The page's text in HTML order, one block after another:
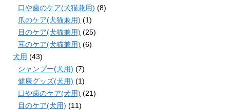
口や歯のケア(犬猫兼用) (8)
爪のケア(犬猫兼用) (1)
目のケア(犬猫兼用) (25)
耳のケア(犬猫兼用) (6)
犬用 (43)
シャンプー(犬用) (7)
健康グッズ(犬用) (1)
口や歯のケア(犬用) (21)
目のケア(犬用) (11)